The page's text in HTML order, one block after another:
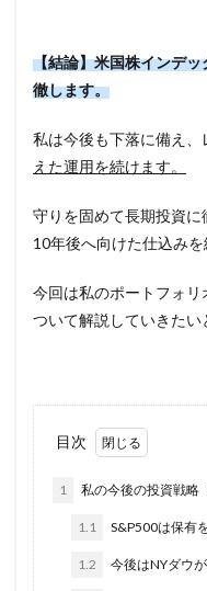
【結論】米国株インデ
徹します。
私は今後も下落に備え、
えた運用を続けます。
守りを固めて長期投資に
10年後へ向けた仕込みを
今回は私のポートフォ
ついて解説していきたい
目次
1 私の今後の投資戦略
1.1 S&P500は保有
1.2 今後はNYダウ